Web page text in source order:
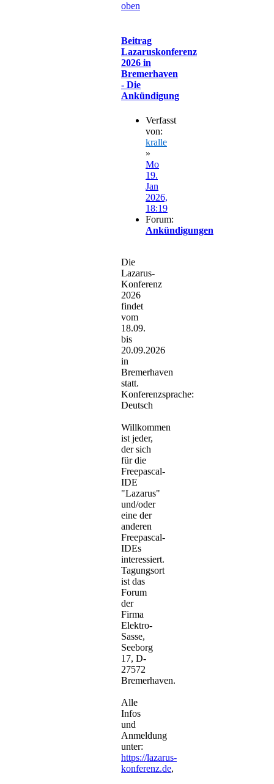
oben
Beitrag
Lazaruskonferenz
2026 in
Bremerhaven
- Die
Ankündigung
Verfasst
von:
kralle
»
Mo
19.
Jan
2026,
18:19
Forum:
Ankündigungen
Die
Lazarus-
Konferenz
2026
findet
vom
18.09.
bis
20.09.2026
in
Bremerhaven
statt.
Konferenzsprache:
Deutsch
Willkommen
ist jeder,
der sich
für die
Freepascal-
IDE
"Lazarus"
und/oder
eine der
anderen
Freepascal-
IDEs
interessiert.
Tagungsort
ist das
Forum
der
Firma
Elektro-
Sasse,
Seeborg
17, D-
27572
Bremerhaven.
Alle
Infos
und
Anmeldung
unter:
https://lazarus-
konferenz.de,